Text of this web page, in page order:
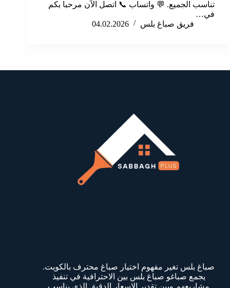
تناسب الجميع. 💬 واتساب 📞 اتصل الآن مرحبا بكم
في…
فريق صباغ بلس
04.02.2026
صباغ بلس تغير مفهوم اختيار صباغ محترف بالكويت.
يجمع صباغو صباغ بلس بين الاحترافية في تنفيذ
مشاريعهم وبين تقدير الاسعار الدقيق الذي يناسب